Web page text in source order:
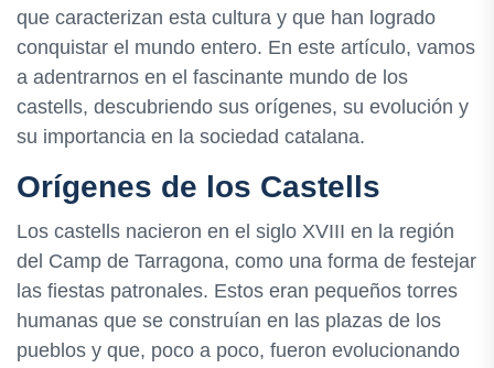
que caracterizan esta cultura y que han logrado
conquistar el mundo entero. En este artículo, vamos
a adentrarnos en el fascinante mundo de los
castells, descubriendo sus orígenes, su evolución y
su importancia en la sociedad catalana.
Orígenes de los Castells
Los castells nacieron en el siglo XVIII en la región
del Camp de Tarragona, como una forma de festejar
las fiestas patronales. Estos eran pequeños torres
humanas que se construían en las plazas de los
pueblos y que, poco a poco, fueron evolucionando